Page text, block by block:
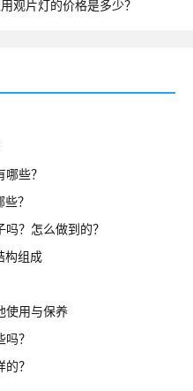
观片灯的价格是多少？
些？
？
？怎么做到的？
构组成
使用与保养
？
？